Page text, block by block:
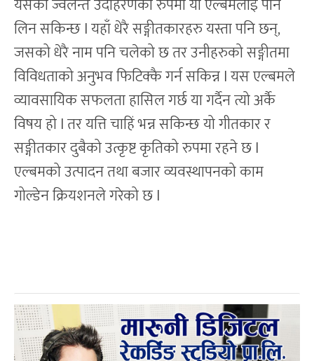
यसको ज्वलन्त उदाहरणको रुपमा यो एल्बमलाई पनि
लिन सकिन्छ l यहाँ धेरै सङ्गीतकारहरु यस्ता पनि छन्,
जसको धेरै नाम पनि चलेको छ तर उनीहरुको सङ्गीतमा
विविधताको अनुभव फिटिक्कै गर्न सकिन्न l यस एल्बमले
व्यावसायिक सफलता हासिल गर्छ या गर्दैन त्यो अर्कै
विषय हो l तर यत्ति चाहिं भन्न सकिन्छ यो गीतकार र
सङ्गीतकार दुबैको उत्कृष्ट कृतिको रुपमा रहने छ l
एल्बमको उत्पादन तथा बजार व्यवस्थापनको काम
गोल्डेन क्रियशनले गरेको छ l